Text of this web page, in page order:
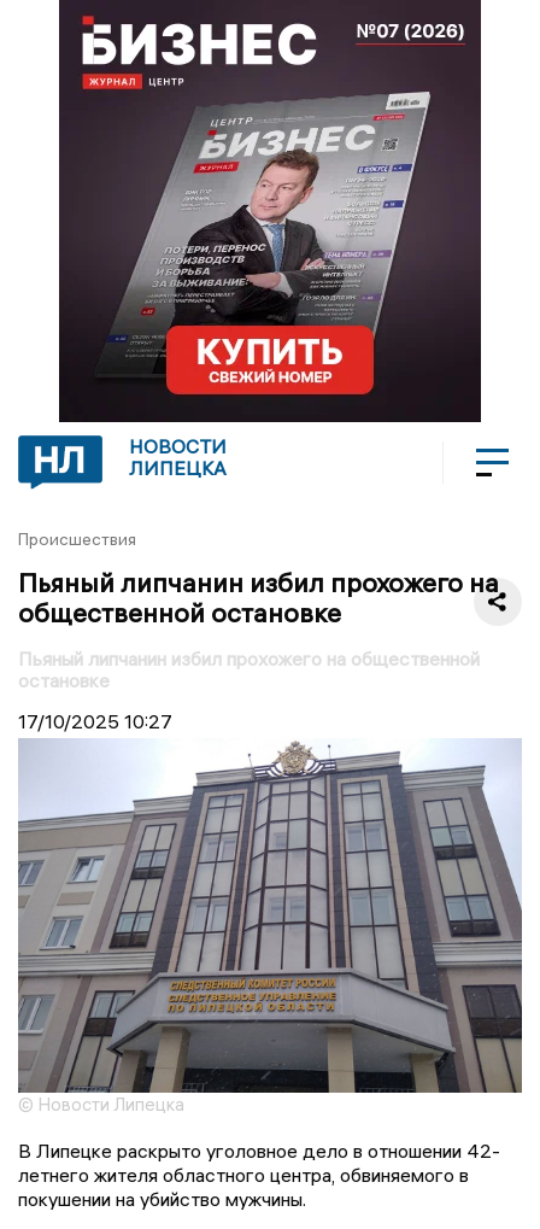
НОВОСТИ
ЛИПЕЦКА
Происшествия
Пьяный липчанин избил прохожего на
общественной остановке
Пьяный липчанин избил прохожего на общественной
остановке
17/10/2025 10:27
© Новости Липецка
В Липецке раскрыто уголовное дело в отношении 42-
летнего жителя областного центра, обвиняемого в
покушении на убийство мужчины.